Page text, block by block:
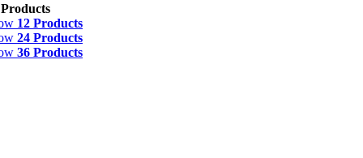
12 Products
24 Products
36 Products